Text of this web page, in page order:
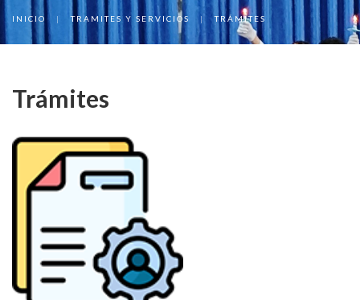
INICIO | TRAMITES Y SERVICIOS | TRÁMITES
Trámites